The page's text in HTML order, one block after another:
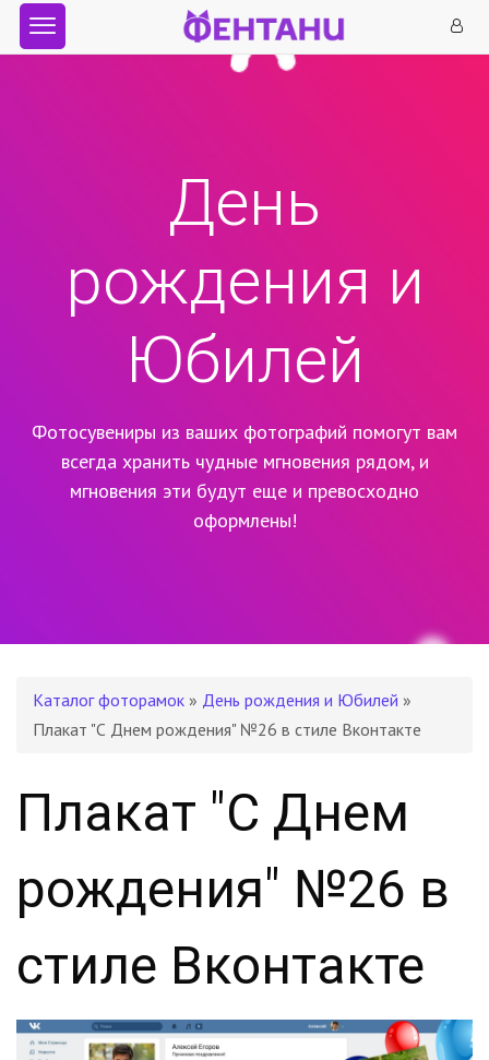
День
рождения и
Юбилей
Фотосувениры из ваших фотографий помогут вам
всегда хранить чудные мгновения рядом, и
мгновения эти будут еще и превосходно
оформлены!
Каталог фоторамок » День рождения и Юбилей »
Плакат "С Днем рождения" №26 в стиле Вконтакте
Плакат "С Днем
рождения" №26 в
стиле Вконтакте